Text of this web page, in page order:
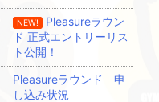
NEW! Pleasureラウン
ド 正式エントリーリス
ト公開！
Pleasureラウンド 申
し込み状況